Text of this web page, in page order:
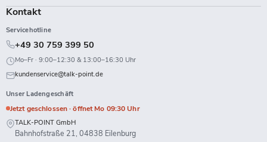
Kontakt
Servicehotline
+49 30 759 399 50
Mo–Fr · 9:00–12:30 & 13:00–16:30 Uhr
kundenservice@talk-point.de
Unser Ladengeschäft
Jetzt geschlossen · öffnet Mo 09:30 Uhr
TALK-POINT GmbH
Bahnhofstraße 21, 04838 Eilenburg